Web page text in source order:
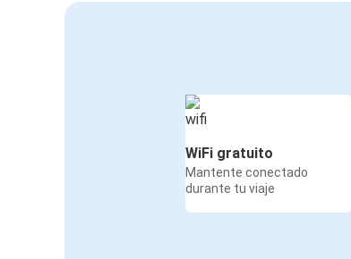
WiFi gratuito
Mantente conectado
durante tu viaje